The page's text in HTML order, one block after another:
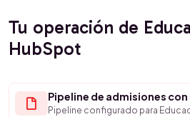
Tu operación de
HubSpot
Pipeline de admisiones
Pipeline configurado para